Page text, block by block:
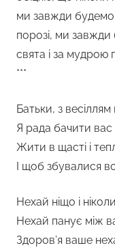
ми завжди будемо
порозі, ми
свята і за мудрою
***
Батьки, з весіллям
Я рада бачити
Жити в щасті і
І щоб збувалися
Нехай ніщо і
Нехай панує між
Здоров’я ваше